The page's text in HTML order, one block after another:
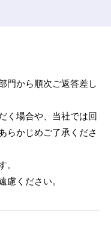
門から順次ご返答差し
く場合や、当社では回
らかじめご了承くださ
。
慮ください。